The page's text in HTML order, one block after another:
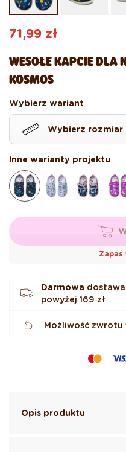
oknie
modalnym
WESOŁE KAPCIE DLA
KOSMOS
Cena
71,99 zł
Wybierz wariant
Wybierz rozmiar
Inne warianty projektu
Zapas
Darmowa
powyżej169 zł
Możliwość zwrotu
Opis produktu